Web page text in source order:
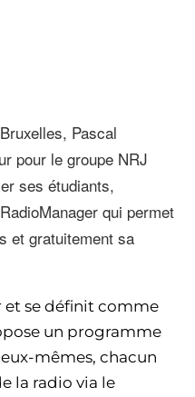
Pascal
pour le groupe NRJ
ses étudiants,
qui permet
et gratuitement sa
et se définit comme
un programme
mêmes, chacun
la radio via le